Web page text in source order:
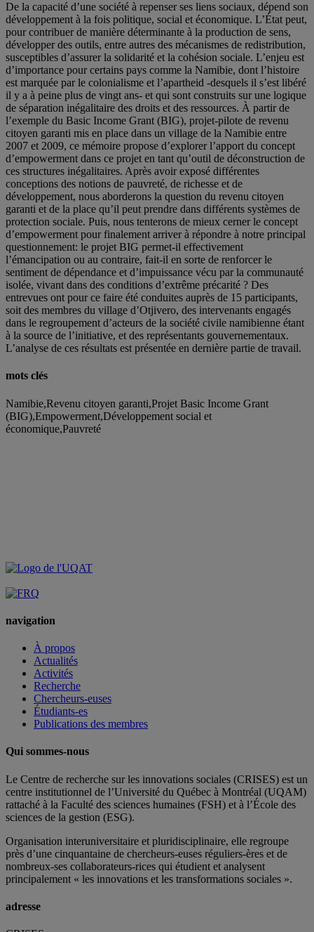
De la capacité d’une société à repenser ses liens sociaux, dépend son
développement à la fois politique, social et économique. L’État peut,
pour contribuer de manière déterminante à la production de sens,
développer des outils, entre autres des mécanismes de redistribution,
susceptibles d’assurer la solidarité et la cohésion sociale. L’enjeu est
d’importance pour certains pays comme la Namibie, dont l’histoire
est marquée par le colonialisme et l’apartheid -desquels il s’est libéré
il y a à peine plus de vingt ans- et qui sont construits sur une logique
de séparation inégalitaire des droits et des ressources. À partir de
l’exemple du Basic Income Grant (BIG), projet-pilote de revenu
citoyen garanti mis en place dans un village de la Namibie entre
2007 et 2009, ce mémoire propose d’explorer l’apport du concept
d’empowerment dans ce projet en tant qu’outil de déconstruction de
ces structures inégalitaires. Après avoir exposé différentes
conceptions des notions de pauvreté, de richesse et de
développement, nous aborderons la question du revenu citoyen
garanti et de la place qu’il peut prendre dans différents systèmes de
protection sociale. Puis, nous tenterons de mieux cerner le concept
d’empowerment pour finalement arriver à répondre à notre principal
questionnement: le projet BIG permet-il effectivement
l’émancipation ou au contraire, fait-il en sorte de renforcer le
sentiment de dépendance et d’impuissance vécu par la communauté
isolée, vivant dans des conditions d’extrême précarité ? Des
entrevues ont pour ce faire été conduites auprès de 15 participants,
soit des membres du village d’Otjivero, des intervenants engagés
dans le regroupement d’acteurs de la société civile namibienne étant
à la source de l’initiative, et des représentants gouvernementaux.
L’analyse de ces résultats est présentée en dernière partie de travail.
mots clés
Namibie,Revenu citoyen garanti,Projet Basic Income Grant
(BIG),Empowerment,Développement social et
économique,Pauvreté
navigation
À propos
Actualités
Activités
Recherche
Chercheurs-euses
Étudiants-es
Publications des membres
Qui sommes-nous
Le Centre de recherche sur les innovations sociales (CRISES) est un
centre institutionnel de l’Université du Québec à Montréal (UQAM)
rattaché à la Faculté des sciences humaines (FSH) et à l’École des
sciences de la gestion (ESG).
Organisation interuniversitaire et pluridisciplinaire, elle regroupe
près d’une cinquantaine de chercheurs-euses réguliers-ères et de
nombreux-ses collaborateurs-rices qui étudient et analysent
principalement « les innovations et les transformations sociales ».
adresse